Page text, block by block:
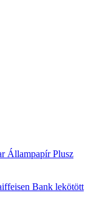
Állampapír Plusz
Bank lekötött